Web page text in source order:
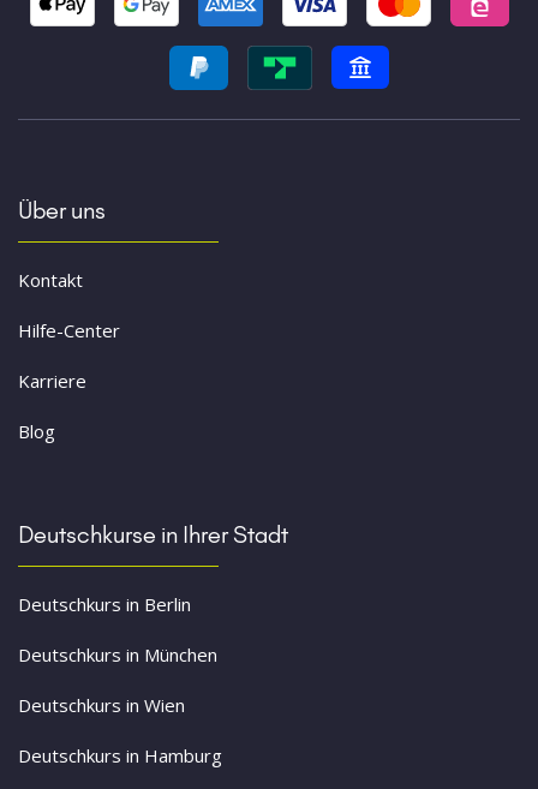
Über uns
Kontakt
Hilfe-Center
Karriere
Blog
Deutschkurse in Ihrer Stadt
Deutschkurs in Berlin
Deutschkurs in München
Deutschkurs in Wien
Deutschkurs in Hamburg